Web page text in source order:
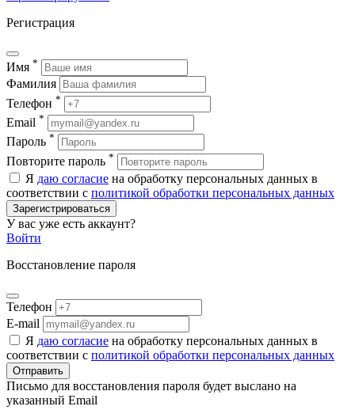
Регистрация
Имя *
Фамилия
Телефон *
Email *
Пароль *
Повторите пароль *
Я даю согласие на обработку персональных данных в
соответствии с политикой обработки персональных данных
Зарегистрироваться
У вас уже есть аккаунт?
Войти
Восстановление пароля
Телефон
E-mail
Я даю согласие на обработку персональных данных в
соответствии с политикой обработки персональных данных
Отправить
Письмо для восстановления пароля будет выслано на
указанный Email